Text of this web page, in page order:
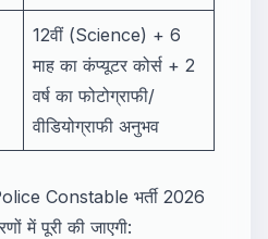
12वीं (Science) + 6
माह का कंप्यूटर कोर्स + 2
वर्ष का फोटोग्राफी/
वीडियोग्राफी अनुभव
Constable भर्ती 2026
में पूरी की जाएगी: